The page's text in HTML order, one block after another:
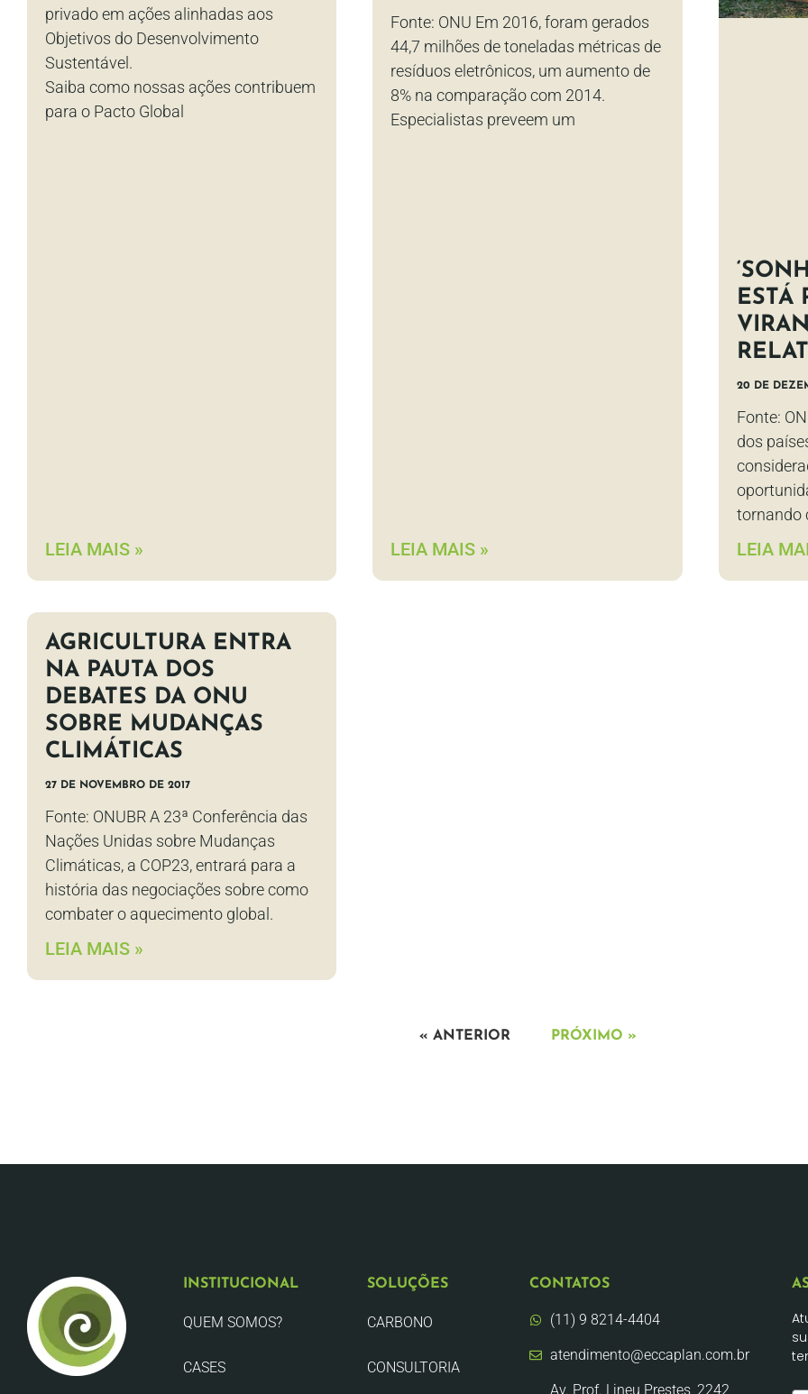
privado em ações alinhadas aos
Objetivos do Desenvolvimento
Sustentável.
Saiba como nossas ações contribuem
para o Pacto Global
LEIA MAIS »
Fonte: ONU Em 2016, foram gerados
44,7 milhões de toneladas métricas de
resíduos eletrônicos, um aumento de
8% na comparação com 2014.
Especialistas preveem um
LEIA MAIS »
ESTÁ
20 DE
Fonte:
dos
tornando
LEIA
AGRICULTURA ENTRA
NA PAUTA DOS
DEBATES DA ONU
SOBRE MUDANÇAS
CLIMÁTICAS
27 DE NOVEMBRO DE 2017
Fonte: ONUBR A 23ª Conferência das
Nações Unidas sobre Mudanças
Climáticas, a COP23, entrará para a
história das negociações sobre como
combater o aquecimento global.
LEIA MAIS »
« ANTERIOR PRÓXIMO »
INSTITUCIONAL
QUEM SOMOS?
CASES
SOLUÇÕES
CARBONO
CONSULTORIA
CONTATOS
(11) 9 8214-4404
atendimento@eccaplan.com.br
Av. Prof. Lineu Prestes, 2242,